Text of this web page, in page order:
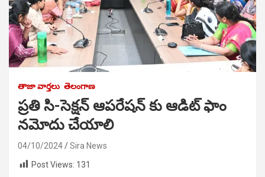
తాజా వార్తలు తెలంగాణ
ప్రతి సి-సెక్షన్ ఆపరేషన్ కు ఆడిట్ ఫాం
నమోదు చేయాలి
04/10/2024
Sira News
Post Views: 131